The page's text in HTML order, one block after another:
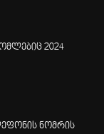
2024
ნომრის